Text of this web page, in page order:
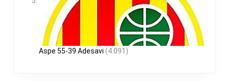
Aspe 55-39 Adesavi (4.091)